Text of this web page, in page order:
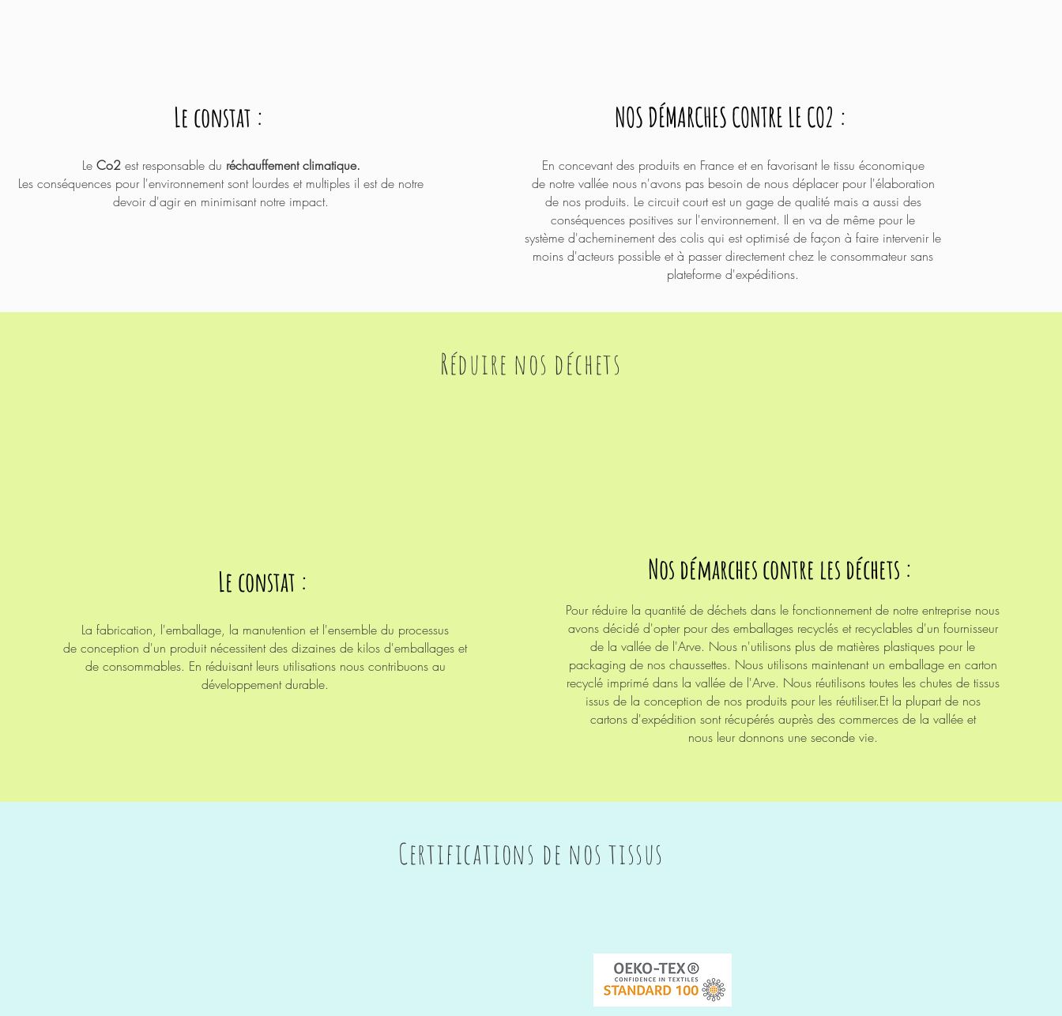
Le constat :
Le Co2est responsable du réchauffement climatique.
Les conséquences pour l'environnementsont lourdes et multiples il est de notre
devoir d'agir en minimisant notre impact.
NOS DÉMARCHES CONTRE LE CO2 :
En concevant des produits en France et en favorisant le tissu économique
de notrevallée nous n'avons pas besoin de nous déplacer pour l'élaboration
de nos produits. Le circuit court est un gage de qualité mais a aussi des
conséquences positives sur l'environnement. Il en va de même pourle
système d'acheminementdes colis qui est optimisé de façon à faire intervenir le
moins d'acteurs possible et à passer directement chez le consommateur sans
plateforme d'expéditions.
Réduire nos déchets
Le constat :
La fabrication, l'emballage, la manutention et l'ensemble du processus
de conception d'un produit nécessitent des dizaines de kilos d'emballages et
de consommables. En réduisant leurs utilisations nous contribuons au
développement durable.
Nos démarches contre les déchets :
Pour réduire la quantité de déchets dans le fonctionnement de notre entreprise nous
avons décidé d'opter pour des emballages recyclés et recyclables d'un fournisseur
de la vallée de l'Arve. Nous n'utilisons plus de matières plastiques pour le
packaging de nos chaussettes. Nous utilisons maintenant un emballage en carton
recyclé imprimé dans la vallée de l'Arve. Nous réutilisonstoutes les chutes de tissus
issus de la conception de nos produits pour les réutiliser.Et la plupart de nos
cartons d'expédition sont récupérés auprès des commerces de la vallée et
nous leur donnons une seconde vie.
Certifications de nos tissus